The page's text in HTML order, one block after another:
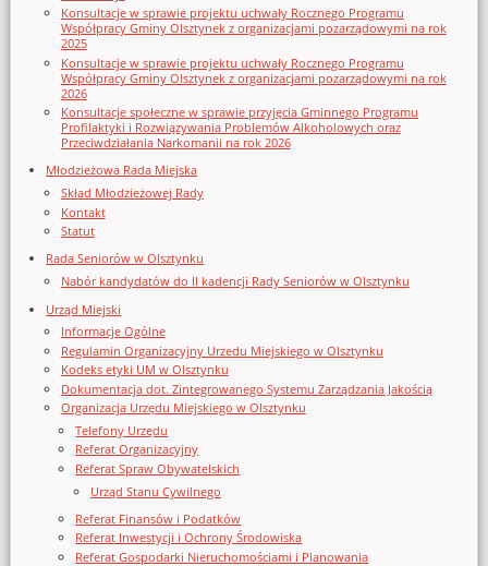
Konsultacje w sprawie projektu uchwały Rocznego Programu
Współpracy Gminy Olsztynek z organizacjami pozarządowymi na rok
2025
Konsultacje w sprawie projektu uchwały Rocznego Programu
Współpracy Gminy Olsztynek z organizacjami pozarządowymi na rok
2026
Konsultacje społeczne w sprawie przyjęcia Gminnego Programu
Profilaktyki i Rozwiązywania Problemów Alkoholowych oraz
Przeciwdziałania Narkomanii na rok 2026
Młodzieżowa Rada Miejska
Skład Młodzieżowej Rady
Kontakt
Statut
Rada Seniorów w Olsztynku
Nabór kandydatów do II kadencji Rady Seniorów w Olsztynku
Urząd Miejski
Informacje Ogólne
Regulamin Organizacyjny Urzedu Miejskiego w Olsztynku
Kodeks etyki UM w Olsztynku
Dokumentacja dot. Zintegrowanego Systemu Zarządzania Jakością
Organizacja Urzędu Miejskiego w Olsztynku
Telefony Urzędu
Referat Organizacyjny
Referat Spraw Obywatelskich
Urząd Stanu Cywilnego
Referat Finansów i Podatków
Referat Inwestycji i Ochrony Środowiska
Referat Gospodarki Nieruchomościami i Planowania